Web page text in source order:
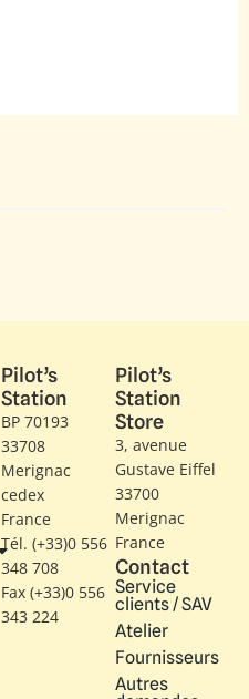
Pilot’s
Station
BP 70193
33708
Merignac
cedex
France
Tél. (+33)0 556
348 708
Fax (+33)0 556
343 224
Pilot’s
Station
Store
3, avenue
Gustave Eiffel​
33700
Merignac
France
Contact
Service
clients / SAV
Atelier
Fournisseurs
Autres